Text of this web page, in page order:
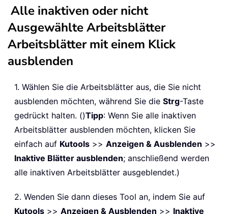
Alle inaktiven oder nicht
Ausgewählte Arbeitsblätter
Arbeitsblätter mit einem Klick
ausblenden
1. Wählen Sie die Arbeitsblätter aus, die Sie nicht
ausblenden möchten, während Sie die Strg-Taste
gedrückt halten. ()Tipp: Wenn Sie alle inaktiven
Arbeitsblätter ausblenden möchten, klicken Sie
einfach auf Kutools >> Anzeigen & Ausblenden >>
Inaktive Blätter ausblenden; anschließend werden
alle inaktiven Arbeitsblätter ausgeblendet.)
2. Wenden Sie dann dieses Tool an, indem Sie auf
Kutools >> Anzeigen & Ausblenden >> Inaktive